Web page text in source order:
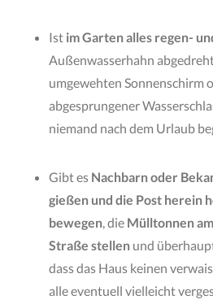
Ist im Garten alles regen-
Außenwasserhahn
umgewehten Sonnenschirm
abgesprungener
niemand nach dem Urlaub
Gibt es Nachbarn oder
gießen und die Post herein
bewegen, die Mülltonnen
Straße stellen und
dass das Haus keinen
alle eventuell vielleicht